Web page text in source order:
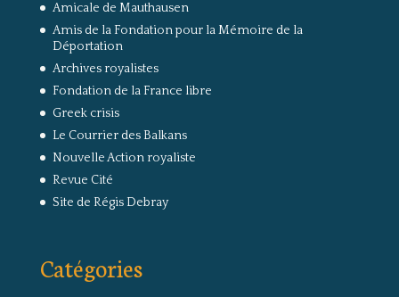
Amicale de Mauthausen
Amis de la Fondation pour la Mémoire de la
Déportation
Archives royalistes
Fondation de la France libre
Greek crisis
Le Courrier des Balkans
Nouvelle Action royaliste
Revue Cité
Site de Régis Debray
Catégories